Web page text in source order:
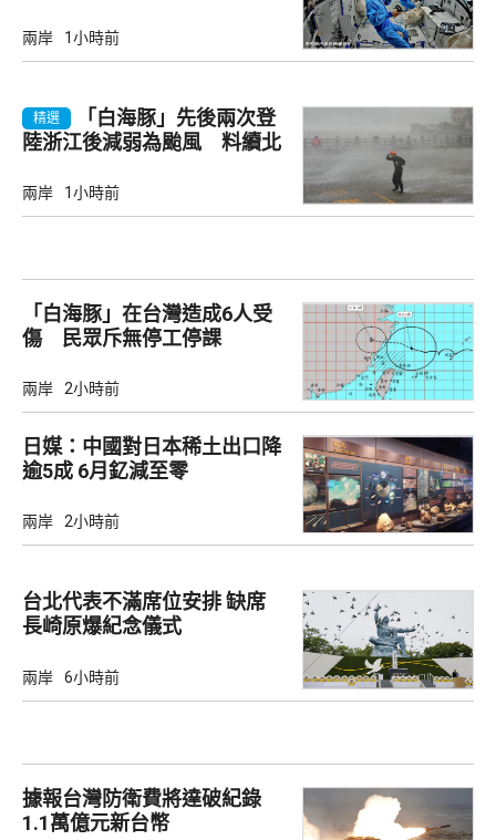
兩岸 1小時前
精選
「白海豚」先後兩次登
陸浙江後減弱為颱風 料續北
兩岸 1小時前
「白海豚」在台灣造成6人受
傷 民眾斥無停工停課
兩岸 2小時前
日媒：中國對日本稀土出口降
逾5成 6月釔減至零
兩岸 2小時前
台北代表不滿席位安排 缺席
長崎原爆紀念儀式
兩岸 6小時前
據報台灣防衛費將達破紀錄
1.1萬億元新台幣